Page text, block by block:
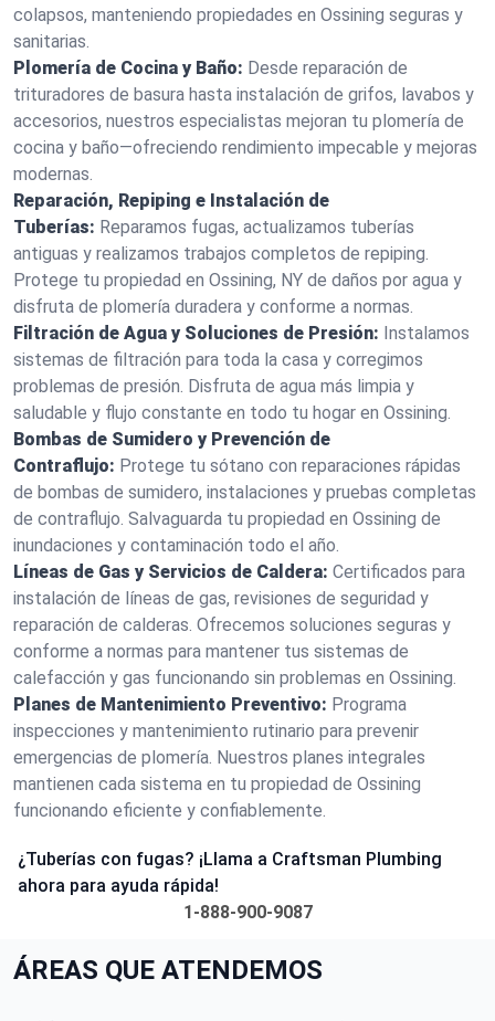
colapsos, manteniendo propiedades en Ossining seguras y
sanitarias.
Plomería de Cocina y Baño: Desde reparación de
trituradores de basura hasta instalación de grifos, lavabos y
accesorios, nuestros especialistas mejoran tu plomería de
cocina y baño—ofreciendo rendimiento impecable y mejoras
modernas.
Reparación, Repiping e Instalación de
Tuberías: Reparamos fugas, actualizamos tuberías
antiguas y realizamos trabajos completos de repiping.
Protege tu propiedad en Ossining, NY de daños por agua y
disfruta de plomería duradera y conforme a normas.
Filtración de Agua y Soluciones de Presión: Instalamos
sistemas de filtración para toda la casa y corregimos
problemas de presión. Disfruta de agua más limpia y
saludable y flujo constante en todo tu hogar en Ossining.
Bombas de Sumidero y Prevención de
Contraflujo: Protege tu sótano con reparaciones rápidas
de bombas de sumidero, instalaciones y pruebas completas
de contraflujo. Salvaguarda tu propiedad en Ossining de
inundaciones y contaminación todo el año.
Líneas de Gas y Servicios de Caldera: Certificados para
instalación de líneas de gas, revisiones de seguridad y
reparación de calderas. Ofrecemos soluciones seguras y
conforme a normas para mantener tus sistemas de
calefacción y gas funcionando sin problemas en Ossining.
Planes de Mantenimiento Preventivo: Programa
inspecciones y mantenimiento rutinario para prevenir
emergencias de plomería. Nuestros planes integrales
mantienen cada sistema en tu propiedad de Ossining
funcionando eficiente y confiablemente.
¿Tuberías con fugas? ¡Llama a Craftsman Plumbing
ahora para ayuda rápida!
1-888-900-9087
ÁREAS QUE ATENDEMOS